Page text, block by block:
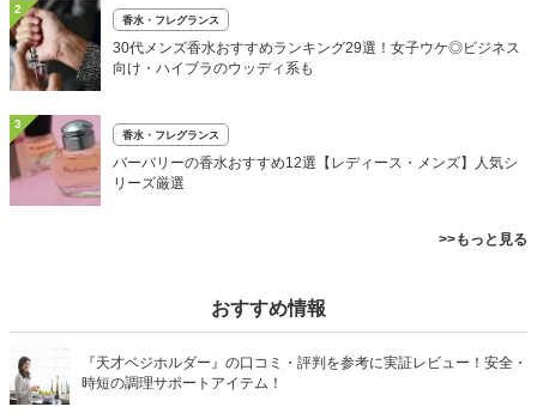
2
香水・フレグランス
30代メンズ香水おすすめランキング29選！女子ウケ◎ビジネス
向け・ハイブラのウッディ系も
3
香水・フレグランス
バーバリーの香水おすすめ12選【レディース・メンズ】人気シ
リーズ厳選
>>もっと見る
おすすめ情報
『天才ベジホルダー』の口コミ・評判を参考に実証レビュー！安全・
時短の調理サポートアイテム！